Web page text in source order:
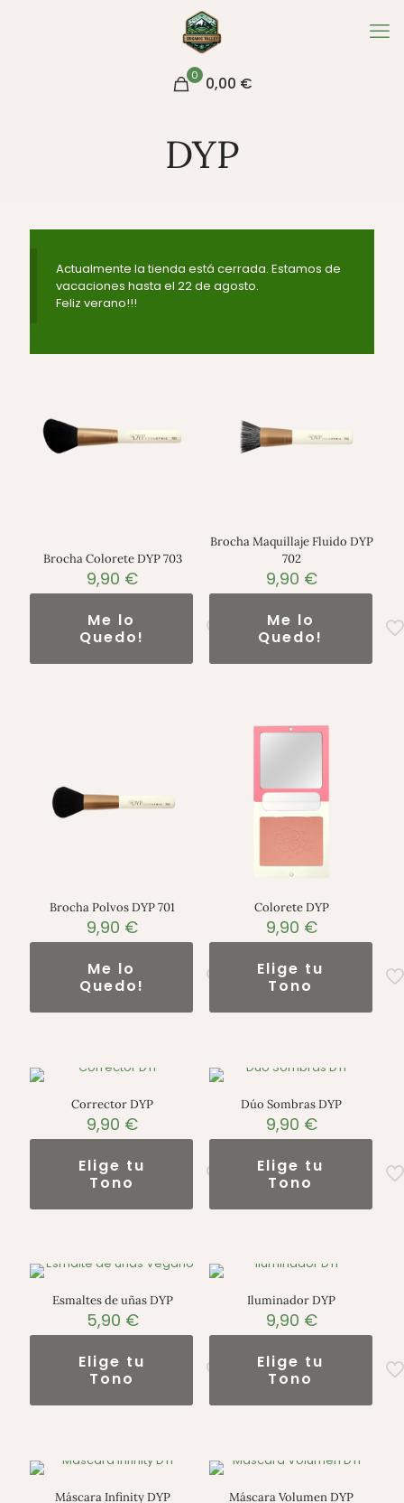
0 0,00 €
DYP
Actualmente la tienda está cerrada. Estamos de
vacaciones hasta el 22 de agosto.
Feliz verano!!!
Brocha Colorete DYP 703
9,90 €
Me lo
Quedo!
Brocha Maquillaje Fluido DYP
702
9,90 €
Me lo
Quedo!
Brocha Polvos DYP 701
9,90 €
Me lo
Quedo!
Colorete DYP
9,90 €
Elige tu
Tono
Corrector DYP
9,90 €
Elige tu
Tono
Dúo Sombras DYP
9,90 €
Elige tu
Tono
Esmaltes de uñas DYP
5,90 €
Elige tu
Tono
Iluminador DYP
9,90 €
Elige tu
Tono
Máscara Infinity DYP Máscara Volumen DYP